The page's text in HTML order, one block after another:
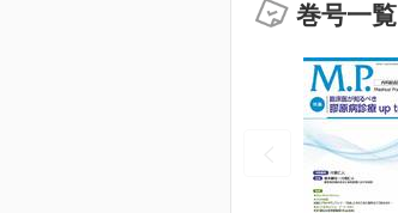
巻号一覧